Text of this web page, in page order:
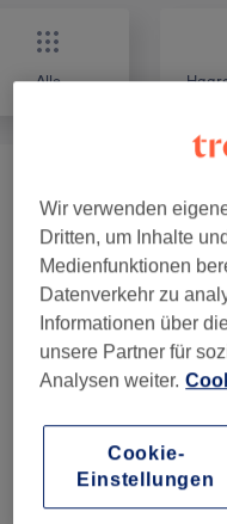
Alle
Augenbrauen &
Permanent Make-Up (4
Unsere Arbeit
Wir verwenden
Dritten, um Inhalte
Medienfunktionen
Datenverkehr zu
Informationen über
unsere Partner für
Analysen weiter.
Cookie-
Einstellungen